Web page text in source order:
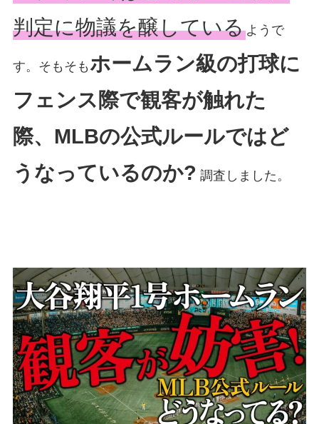
判定に物議を醸しているようで
す。そもそもホームラン級の打球に
フェンス際で観客が触れた
際、MLBの公式ルールではど
うなっているのか? 調査しました。